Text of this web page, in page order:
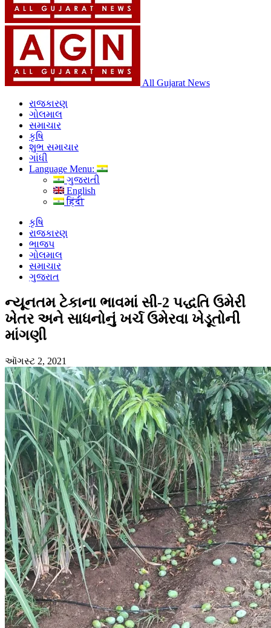
All Gujarat News
રાજકારણ
ગોલમાલ
સમાચાર
કૃષિ
શુભ સમાચાર
ગાંધી
Language Menu:
ગુજરાતી
English
हिंदी
કૃષિ
રાજકારણ
ભાજપ
ગોલમાલ
સમાચાર
ગુજરાત
ન્યૂનતમ ટેકાના ભાવમાં સી-2 પદ્ધતિ ઉમેરી
ખેતર અને સાધનોનું ખર્ચ ઉમેરવા ખેડૂતોની
માંગણી
ઑગસ્ટ 2, 2021